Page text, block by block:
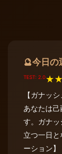
🔮今日の
TEST: 2.0★★
【ガナッ
あなたは
す。ガナ
立つ一日
ーション